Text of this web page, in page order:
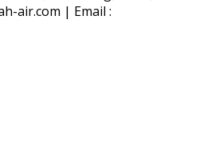
air.com | Email :